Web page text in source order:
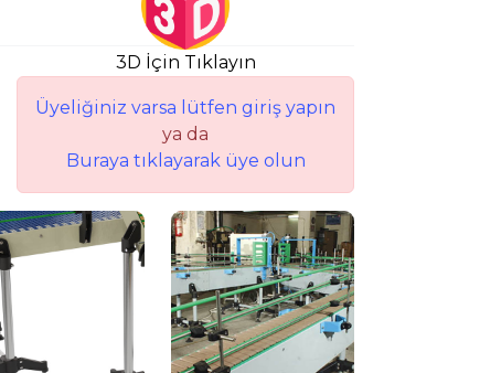
3D İçin Tıklayın
Üyeliğiniz varsa lütfen giriş yapın
ya da
Buraya tıklayarak üye olun